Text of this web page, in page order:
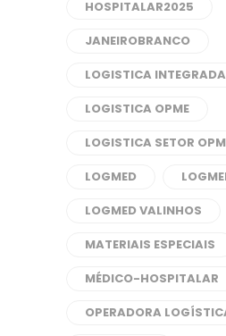
HOSPITALAR2025
JANEIROBRANCO
LOGISTICA INTEGRADA
LOGISTICA OPME
LOGISTICA SETOR
LOGMED
LOGMED VALINHOS
MATERIAIS ESPECIAIS
MÉDICO-HOSPITALAR
OPERADORA